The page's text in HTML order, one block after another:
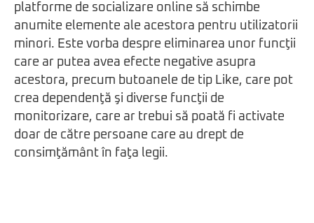
platforme de socializare online să schimbe
anumite elemente ale acestora pentru utilizatorii
minori. Este vorba despre eliminarea unor funcţii
care ar putea avea efecte negative asupra
acestora, precum butoanele de tip Like, care pot
crea dependenţă şi diverse funcţii de
monitorizare, care ar trebui să poată fi activate
doar de către persoane care au drept de
consimţământ în faţa legii.